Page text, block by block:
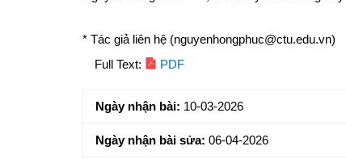
* Tác giả liên hệ (nguyenhongphuc@ctu.edu.vn)
Article
Full Text: PDF
Ngày nhận bài: 10-03-2026
Ngày nhận bài sửa: 06-04-2026